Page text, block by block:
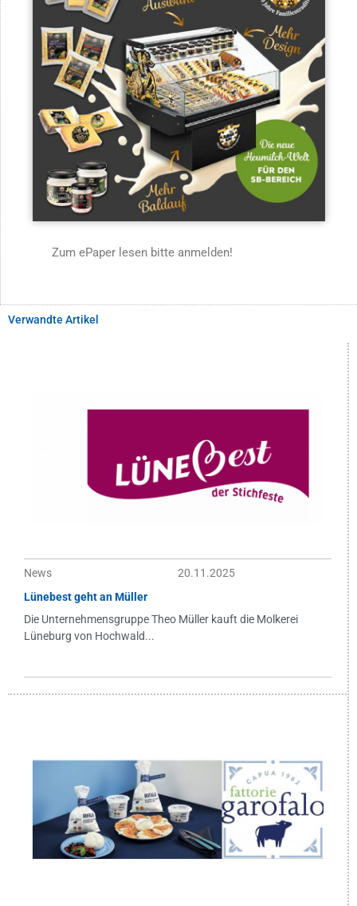
Zum ePaper lesen bitte anmelden!
Verwandte Artikel
News
20.11.2025
Lünebest geht an Müller
Die Unternehmensgruppe Theo Müller kauft die Molkerei
Lüneburg von Hochwald...